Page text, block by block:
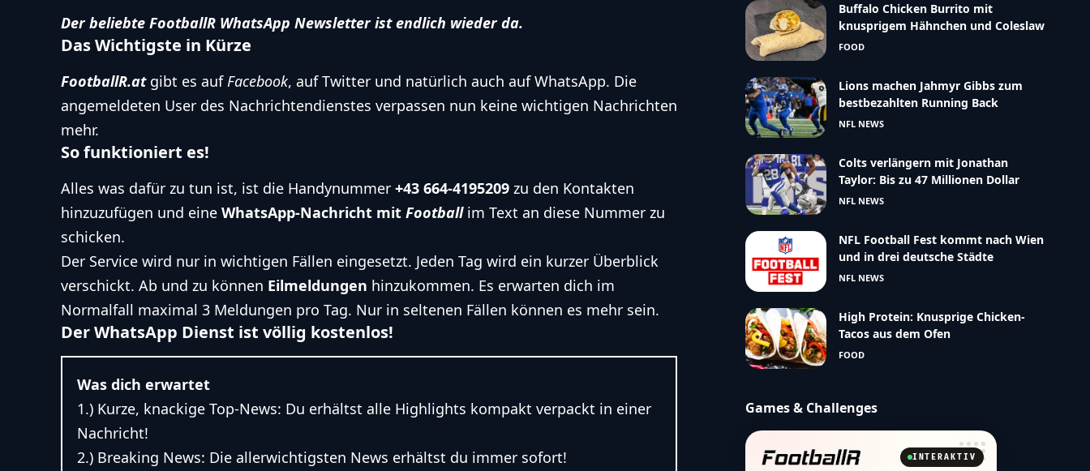
Der beliebte FootballR WhatsApp Newsletter ist endlich wieder da.
Das Wichtigste in Kürze
FootballR.at gibt es auf Facebook, auf Twitter und natürlich auch auf WhatsApp. Die
angemeldeten User des Nachrichtendienstes verpassen nun keine wichtigen Nachrichten
mehr.
So funktioniert es!
Alles was dafür zu tun ist, ist die Handynummer+43 664-4195209 zu den Kontakten
hinzuzufügen und eineWhatsApp-Nachricht mitFootball im Text an diese Nummer zu
schicken.
Der Service wird nur in wichtigen Fällen eingesetzt. Jeden Tag wird ein kurzer Überblick
verschickt. Ab und zu können Eilmeldungen hinzukommen. Es erwarten dich im
Normalfall maximal 3 Meldungen pro Tag. Nur in seltenen Fällen können es mehr sein.
Der WhatsApp Dienst ist völlig kostenlos!
Was dich erwartet
1.) Kurze, knackige Top-News: Du erhältst alle Highlights kompakt verpackt in einer
Nachricht!
2.) Breaking News: Die allerwichtigsten News erhältst du immer sofort!
Buffalo Chicken Burrito mit
knusprigem Hähnchen und Coleslaw
FOOD
Lions machen Jahmyr Gibbs zum
bestbezahlten Running Back
NFL NEWS
Colts verlängern mit Jonathan
Taylor: Bis zu 47 Millionen Dollar
NFL NEWS
NFL Football Fest kommt nach Wien
und in drei deutsche Städte
NFL NEWS
High Protein: Knusprige Chicken-
Tacos aus dem Ofen
FOOD
Games & Challenges
INTERAKTIV